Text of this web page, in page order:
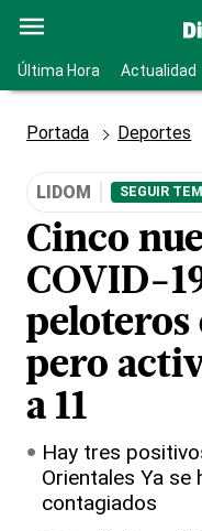
Última Hora Actualidad
Portada Deportes
LIDOM SEGUIR
Cinco
COVID-
peloteros
pero
a 11
Hay tres
Orientales Ya
contagiados